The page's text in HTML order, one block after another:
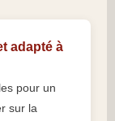
adapté à
pour un
sur la